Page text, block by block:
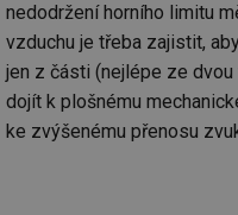
nedodržení horního limitu
vzduchu je třeba zajistit,
jen z části (nejlépe ze
dojít k plošnému
ke zvýšenému přenosu